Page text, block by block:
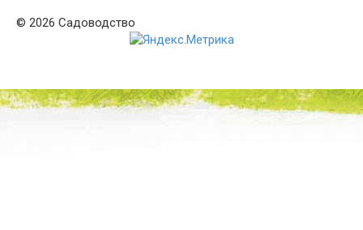
© 2026 Садоводство